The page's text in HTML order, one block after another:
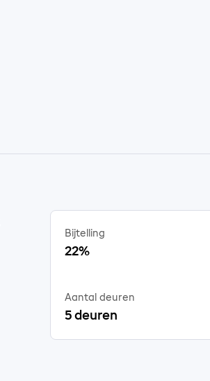
Bijtelling
22%
Aantal deuren
5 deuren